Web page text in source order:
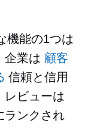
機能の1つは
企業は 顧客
信頼と信用
レビューは
ランクされ